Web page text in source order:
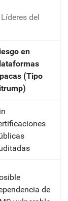
del
en
(Tipo
de